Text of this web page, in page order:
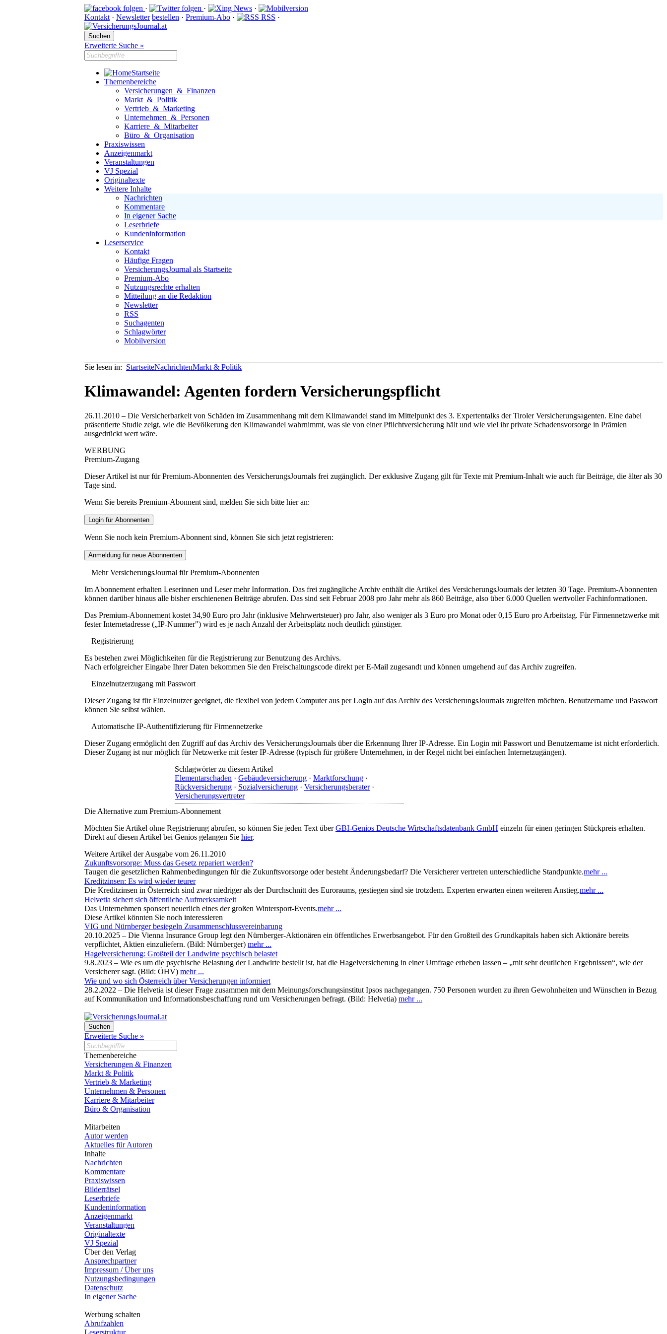
· ·
·
Kontakt · Newsletter bestellen · Premium-Abo · RSS ·
Erweiterte Suche »
Startseite
Themenbereiche
Versicherungen & Finanzen
Markt & Politik
Vertrieb & Marketing
Unternehmen & Personen
Karriere & Mitarbeiter
Büro & Organisation
Praxiswissen
Anzeigenmarkt
Veranstaltungen
VJ Spezial
Originaltexte
Weitere Inhalte
Nachrichten
Kommentare
In eigener Sache
Leserbriefe
Kundeninformation
Leserservice
Kontakt
Häufige Fragen
VersicherungsJournal als Startseite
Premium-Abo
Nutzungsrechte erhalten
Mitteilung an die Redaktion
Newsletter
RSS
Suchagenten
Schlagwörter
Mobilversion
Sie lesen in: StartseiteNachrichtenMarkt & Politik
Klimawandel: Agenten fordern Versicherungspflicht
26.11.2010 – Die Versicherbarkeit von Schäden im Zusammenhang mit dem Klimawandel stand im Mittelpunkt des 3. Expertentalks der Tiroler Versicherungsagenten. Eine dabei
präsentierte Studie zeigt, wie die Bevölkerung den Klimawandel wahrnimmt, was sie von einer Pflichtversicherung hält und wie viel ihr private Schadensvorsorge in Prämien
ausgedrückt wert wäre.
WERBUNG
Premium-Zugang
Dieser Artikel ist nur für Premium-Abonnenten des VersicherungsJournals frei zugänglich. Der exklusive Zugang gilt für Texte mit Premium-Inhalt wie auch für Beiträge, die älter als 30
Tage sind.
Wenn Sie bereits Premium-Abonnent sind, melden Sie sich bitte hier an:
Wenn Sie noch kein Premium-Abonnent sind, können Sie sich jetzt registrieren:
Mehr VersicherungsJournal für Premium-Abonnenten
Im Abonnement erhalten Leserinnen und Leser mehr Information. Das frei zugängliche Archiv enthält die Artikel des VersicherungsJournals der letzten 30 Tage. Premium-Abonnenten
können darüber hinaus alle bisher erschienenen Beiträge abrufen. Das sind seit Februar 2008 pro Jahr mehr als 860 Beiträge, also über 6.000 Quellen wertvoller Fachinformationen.
Das Premium-Abonnement kostet 34,90 Euro pro Jahr (inklusive Mehrwertsteuer) pro Jahr, also weniger als 3 Euro pro Monat oder 0,15 Euro pro Arbeitstag. Für Firmennetzwerke mit
fester Internetadresse („IP-Nummer") wird es je nach Anzahl der Arbeitsplätz noch deutlich günstiger.
Registrierung
Es bestehen zwei Möglichkeiten für die Registrierung zur Benutzung des Archivs.
Nach erfolgreicher Eingabe Ihrer Daten bekommen Sie den Freischaltungscode direkt per E-Mail zugesandt und können umgehend auf das Archiv zugreifen.
Einzelnutzerzugang mit Passwort
Dieser Zugang ist für Einzelnutzer geeignet, die flexibel von jedem Computer aus per Login auf das Archiv des VersicherungsJournals zugreifen möchten. Benutzername und Passwort
können Sie selbst wählen.
Automatische IP-Authentifizierung für Firmennetzerke
Dieser Zugang ermöglicht den Zugriff auf das Archiv des VersicherungsJournals über die Erkennung Ihrer IP-Adresse. Ein Login mit Passwort und Benutzername ist nicht erforderlich.
Dieser Zugang ist nur möglich für Netzwerke mit fester IP-Adresse (typisch für größere Unternehmen, in der Regel nicht bei einfachen Internetzugängen).
Schlagwörter zu diesem Artikel
Elementarschaden · Gebäudeversicherung · Marktforschung ·
Rückversicherung · Sozialversicherung · Versicherungsberater·
Versicherungsvertreter
Die Alternative zum Premium-Abonnement
Möchten Sie Artikel ohne Registrierung abrufen, so können Sie jeden Text überGBI-Genios Deutsche Wirtschaftsdatenbank GmbH einzeln für einen geringen Stückpreis erhalten.
Direkt auf diesen Artikel bei Genios gelangen Sie hier.
Weitere Artikel der Ausgabe vom 26.11.2010
Zukunftsvorsorge: Muss das Gesetz repariert werden?
Taugen die gesetzlichen Rahmenbedingungen für die Zukunftsvorsorge oder besteht Änderungsbedarf? Die Versicherer vertreten unterschiedliche Standpunkte.mehr ...
Kreditzinsen: Es wird wieder teurer
Die Kreditzinsen in Österreich sind zwar niedriger als der Durchschnitt des Euroraums, gestiegen sind sie trotzdem. Experten erwarten einen weiteren Anstieg.mehr ...
Helvetia sichert sich öffentliche Aufmerksamkeit
Das Unternehmen sponsert neuerlich eines der großen Wintersport-Events.mehr ...
Diese Artikel könnten Sie noch interessieren
VIG und Nürnberger besiegeln Zusammenschlussvereinbarung
20.10.2025 – Die Vienna Insurance Group legt den Nürnberger-Aktionären ein öffentliches Erwerbsangebot. Für den Großteil des Grundkapitals haben sich Aktionäre bereits
verpflichtet, Aktien einzuliefern. (Bild: Nürnberger) mehr ...
Hagelversicherung: Großteil der Landwirte psychisch belastet
9.8.2023 – Wie es um die psychische Belastung der Landwirte bestellt ist, hat die Hagelversicherung in einer Umfrage erheben lassen – „mit sehr deutlichen Ergebnissen“, wie der
Versicherer sagt. (Bild: ÖHV) mehr ...
Wie und wo sich Österreich über Versicherungen informiert
28.2.2022 – Die Helvetia ist dieser Frage zusammen mit dem Meinungsforschungsinstitut Ipsos nachgegangen. 750 Personen wurden zu ihren Gewohnheiten und Wünschen in Bezug
auf Kommunikation und Informationsbeschaffung rund um Versicherungen befragt. (Bild: Helvetia) mehr ...
Erweiterte Suche »
Themenbereiche
Versicherungen & Finanzen
Markt & Politik
Vertrieb & Marketing
Unternehmen & Personen
Karriere & Mitarbeiter
Büro & Organisation
Mitarbeiten
Autor werden
Aktuelles für Autoren
Inhalte
Nachrichten
Kommentare
Praxiswissen
Bilderrätsel
Leserbriefe
Kundeninformation
Anzeigenmarkt
Veranstaltungen
Originaltexte
VJ Spezial
Über den Verlag
Ansprechpartner
Impressum / Über uns
Nutzungsbedingungen
Datenschutz
In eigener Sache
Werbung schalten
Abrufzahlen
Leserstruktur